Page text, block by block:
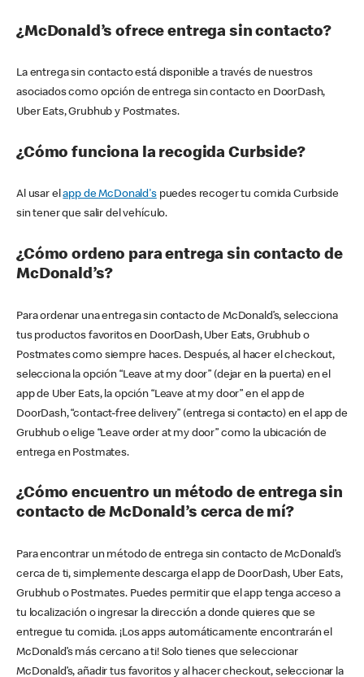
¿McDonald’s ofrece entrega sin contacto?
La entrega sin contacto está disponible a través de nuestros
asociados como opción de entrega sin contacto en DoorDash,
Uber Eats, Grubhub y Postmates.
¿Cómo funciona la recogida Curbside?
Al usar elapp de McDonald'spuedes recoger tu comida Curbside
sin tener que salir del vehículo.
¿Cómo ordeno para entrega sin contacto de
McDonald’s?
Para ordenar una entrega sin contacto de McDonald’s, selecciona
tus productos favoritos en DoorDash, Uber Eats, Grubhub o
Postmates como siempre haces. Después, al hacer el checkout,
selecciona la opción “Leave at my door” (dejar en la puerta) en el
app de Uber Eats, la opción “Leave at my door” en el app de
DoorDash, “contact-free delivery” (entrega si contacto) en el app de
Grubhub o elige “Leave order at my door” como la ubicación de
entrega en Postmates.
¿Cómo encuentro un método de entrega sin
contacto de McDonald’s cerca de mí?
Para encontrar un método de entrega sin contacto de McDonald’s
cerca de ti, simplemente descarga el app de DoorDash, Uber Eats,
Grubhub o Postmates. Puedes permitir que el app tenga acceso a
tu localización o ingresar la dirección a donde quieres que se
entregue tu comida. ¡Los apps automáticamente encontrarán el
McDonald’s más cercano a ti! Solo tienes que seleccionar
McDonald’s, añadir tus favoritos y al hacer checkout, seleccionar la